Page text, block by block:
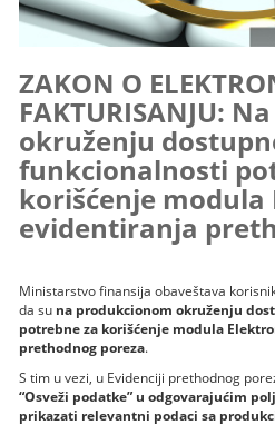
ZAKON O
FAKTURISANJU:
okruženju
funkcionalnosti
korišćenje modula
evidentiranja
Ministarstvo finansija obaveštava
da su na produkcionom okruženju
potrebne za korišćenje modula
prethodnog poreza.
S tim u vezi, u Evidenciji prethodnog
“Osveži podatke” u odgovarajućim
prikazati relevantni podaci sa